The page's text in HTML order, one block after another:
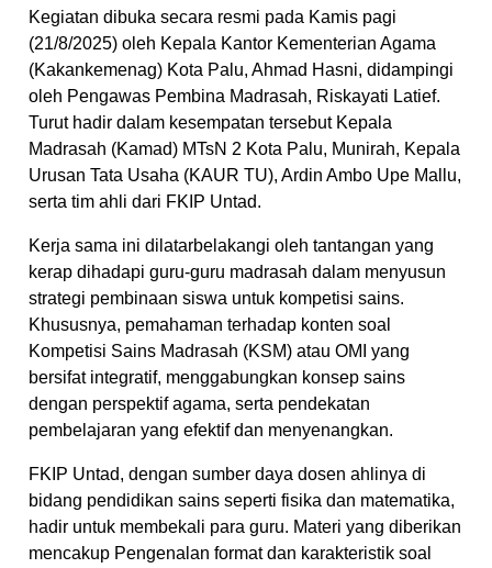
Kegiatan dibuka secara resmi pada Kamis pagi
(21/8/2025) oleh Kepala Kantor Kementerian Agama
(Kakankemenag) Kota Palu, Ahmad Hasni, didampingi
oleh Pengawas Pembina Madrasah, Riskayati Latief.
Turut hadir dalam kesempatan tersebut Kepala
Madrasah (Kamad) MTsN 2 Kota Palu, Munirah, Kepala
Urusan Tata Usaha (KAUR TU), Ardin Ambo Upe Mallu,
serta tim ahli dari FKIP Untad.
Kerja sama ini dilatarbelakangi oleh tantangan yang
kerap dihadapi guru-guru madrasah dalam menyusun
strategi pembinaan siswa untuk kompetisi sains.
Khususnya, pemahaman terhadap konten soal
Kompetisi Sains Madrasah (KSM) atau OMI yang
bersifat integratif, menggabungkan konsep sains
dengan perspektif agama, serta pendekatan
pembelajaran yang efektif dan menyenangkan.
FKIP Untad, dengan sumber daya dosen ahlinya di
bidang pendidikan sains seperti fisika dan matematika,
hadir untuk membekali para guru. Materi yang diberikan
mencakup Pengenalan format dan karakteristik soal